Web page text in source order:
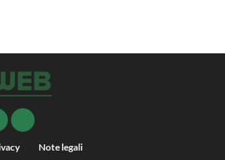
Note legali